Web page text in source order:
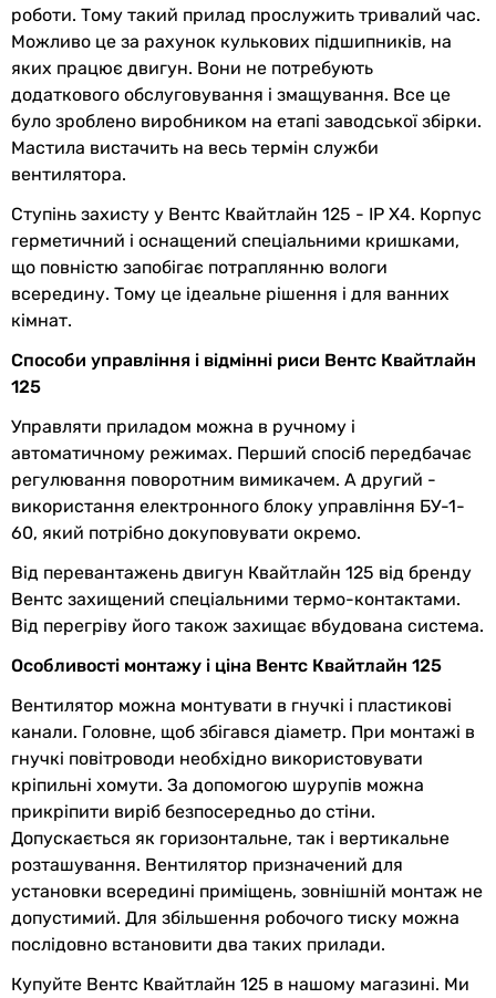
Діаметр
патрубка
125 мм
Ширина
вентилятора
125 мм
Висота
вентилятора
Вага 0.75 кг
Довжина
вентилятора
161.5 мм
Габарити в упаковці
Ширина в
упаковці
162 мм
Висота в
упаковці
125 мм
Глибина в
упаковці
125 мм
Вага в упаковці 1 кг
Гарантія
Гарантія 60 міс.
Побачили помилку в описі або характеристиках?
Повідомте нам про це!
Повідомити про помилку
Характеристики, комплектація та фотографії Вентс
Квайтлайн 125 носять ознайомлювальний характер і можуть
змінюватися виробником без повідомлення. Магазин не
несе відповідальності за зміни, внесені виробником.
роботи. Тому такий прилад прослужить тривалий час.
Можливо це за рахунок кулькових підшипників, на
яких працює двигун. Вони не потребують
додаткового обслуговування і змащування. Все це
було зроблено виробником на етапі заводської збірки.
Мастила вистачить на весь термін служби
вентилятора.
Ступінь захисту у Вентс Квайтлайн 125 - IP X4. Корпус
герметичний і оснащений спеціальними кришками,
що повністю запобігає потраплянню вологи
всередину. Тому це ідеальне рішення і для ванних
кімнат.
Способи управління і відмінні риси Вентс Квайтлайн
125
Управляти приладом можна в ручному і
автоматичному режимах. Перший спосіб передбачає
регулювання поворотним вимикачем. А другий -
використання електронного блоку управління БУ-1-
60, який потрібно докуповувати окремо.
Від перевантажень двигун Квайтлайн 125 від бренду
Вентс захищений спеціальними термо-контактами.
Від перегріву його також захищає вбудована система.
Особливості монтажу і ціна Вентс Квайтлайн 125
Вентилятор можна монтувати в гнучкі і пластикові
канали. Головне, щоб збігався діаметр. При монтажі в
гнучкі повітроводи необхідно використовувати
кріпильні хомути. За допомогою шурупів можна
прикріпити виріб безпосередньо до стіни.
Допускається як горизонтальне, так і вертикальне
розташування. Вентилятор призначений для
установки всередині приміщень, зовнішній монтаж не
допустимий. Для збільшення робочого тиску можна
послідовно встановити два таких прилади.
Купуйте Вентс Квайтлайн 125 в нашому магазині. Ми